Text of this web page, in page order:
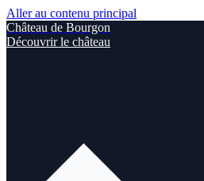
Aller au contenu principal
Château de Bourgon
Découvrir le château